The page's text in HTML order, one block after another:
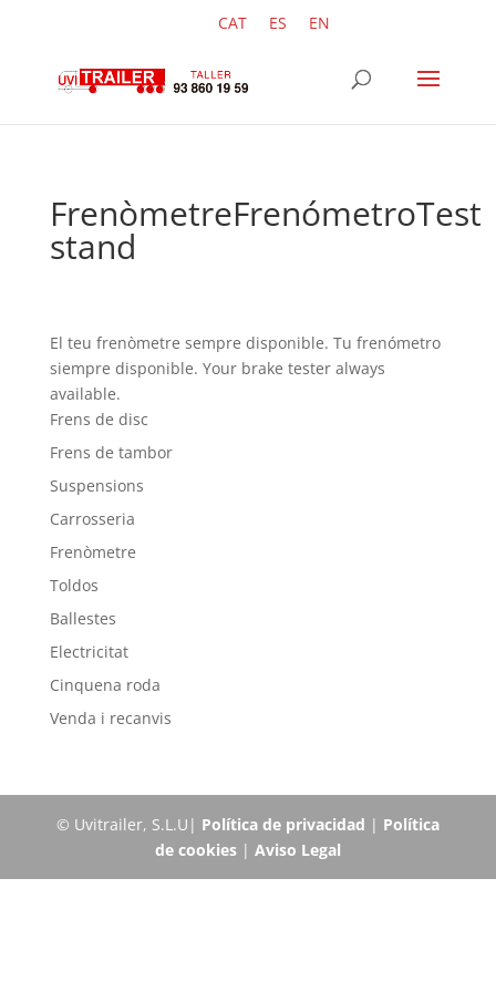
CAT ES EN
FrenòmetreFrenómetroTest
stand
El teu frenòmetre sempre disponible. Tu frenómetro
siempre disponible. Your brake tester always
available.
Frens de disc
Frens de tambor
Suspensions
Carrosseria
Frenòmetre
Toldos
Ballestes
Electricitat
Cinquena roda
Venda i recanvis
© Uvitrailer, S.L.U| Política de privacidad | Política
de cookies| Aviso Legal